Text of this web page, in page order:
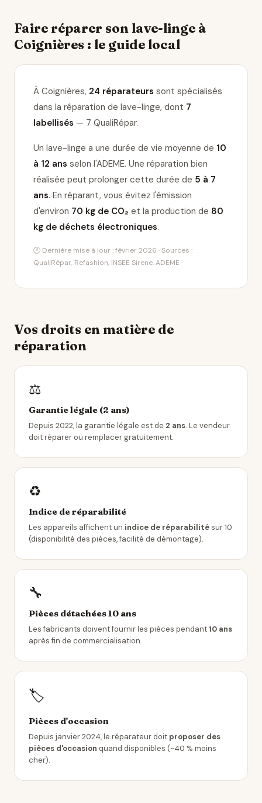
Faire réparer son lave-linge à
Coignières : le guide local
À Coignières, 24 réparateurs sont spécialisés
dans la réparation de lave-linge, dont 7
labellisés — 7 QualiRépar.
Un lave-linge a une durée de vie moyenne de 10
à 12 ans selon l'ADEME. Une réparation bien
réalisée peut prolonger cette durée de 5 à 7
ans. En réparant, vous évitez l'émission
d'environ 70 kg de CO₂ et la production de 80
kg de déchets électroniques.
🕐 Dernière mise à jour : février 2026 · Sources :
QualiRépar, Refashion, INSEE Sirene, ADEME
Vos droits en matière de
réparation
⚖️
Garantie légale (2 ans)
Depuis 2022, la garantie légale est de 2 ans. Le vendeur
doit réparer ou remplacer gratuitement.
♻️
Indice de réparabilité
Les appareils affichent un indice de réparabilitésur 10
(disponibilité des pièces, facilité de démontage).
🔧
Pièces détachées 10 ans
Les fabricants doivent fournir les pièces pendant10 ans
après fin de commercialisation.
🏷️
Pièces d'occasion
Depuis janvier 2024, le réparateur doit proposer des
pièces d'occasion quand disponibles (~40 % moins
cher).